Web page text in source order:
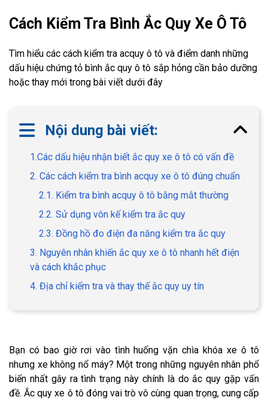
Cách Kiểm Tra Bình Ắc Quy Xe Ô Tô
Tìm hiểu các cách kiểm tra acquy ô tô và điểm danh những
dấu hiệu chứng tỏ bình ắc quy ô tô sắp hỏng cần bảo dưỡng
hoặc thay mới trong bài viết dưới đây
Nội dung bài viết:
1.Các dấu hiệu nhận biết ắc quy xe ô tô có vấn đề
2. Các cách kiểm tra bình acquy xe ô tô đúng chuẩn
2.1. Kiểm tra bình acquy ô tô bằng mắt thường
2.2. Sử dụng vôn kế kiểm tra ắc quy
2.3. Đồng hồ đo điện đa năng kiểm tra ắc quy
3. Nguyên nhân khiến ắc quy xe ô tô nhanh hết điện
và cách khắc phục
4. Địa chỉ kiểm tra và thay thế ắc quy uy tín
Bạn có bao giờ rơi vào tình huống vặn chìa khóa xe ô tô
nhưng xe không nổ máy? Một trong những nguyên nhân phổ
biến nhất gây ra tình trạng này chính là do ắc quy gặp vấn
đề. Ắc quy xe ô tô đóng vai trò vô cùng quan trọng, cung cấp